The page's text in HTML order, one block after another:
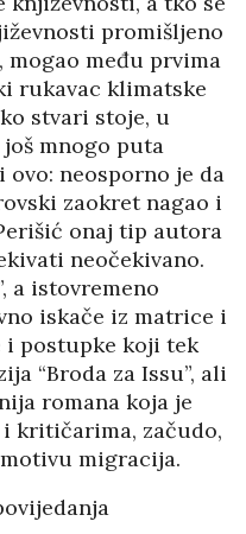
promišljeno
među prvima
rukavac klimatske
stvari stoje, u
mnogo puta
neosporno je da
zaokret nagao i
onaj tip autora
neočekivano.
a istovremeno
iskače iz matrice i
i postupke koji tek
“Broda za Issu”, ali
romana koja je
kritičarima, začudo,
migracija.